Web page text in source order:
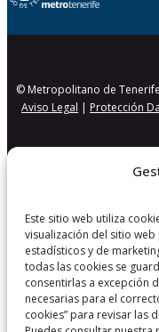
Este sitio web utiliza
visualización del sitio
estadísticos y de
todas las cookies se
consentirlas a excepción
necesarias para el
cookies” para revisar las
© Metropolitano de
Aviso Legal | Protección